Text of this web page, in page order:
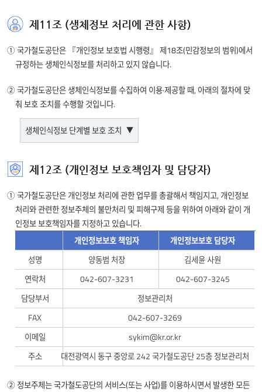
가명정보
처리
단계별
대한
정보를
제공합니다.
가명정보 처리 단계별 조치
목적 설정
등 사전준비
② 가명정보 처리 목적의 적합성 검토
③ 계약서, 개인정보 처리방침, 내부 관리계획 등 필요서류
처리 대상의
위험성 검토
④ 설정한 목적 달성을 위해 필요한 항목을
개인정보파일에서 선정(목적 달성에 필요한 최소
항목으로)
⑤ 위험성 검토 : 가명처리 대상 데이터의 식별 위험성을
분석·평가하여 가명처리 방법 및 수준 반영
처리 방법 등 처리 환경에 대한 식별 위험성 검토
⑦ 식별 위험성 검토 결과보고서 작성
가명처리
⑧ 식별 위험성 검토 결과를 기반으로 활용 목적 달성에
필요한 가명처리 방법 및 수준을 정하여 가명처리 계획
설정
⑨ '항목별 가명처리계획'을 기반으로 가명처리를 수행
⑩ 생체인식정보 수집·입력 단말에서 처리
적정성 검토
⑪ 가명처리에 대해 결과 적정성을 최종 검토
⑫ 적정성 검토 단계: 1. 필요서류, 2. 처리 목적 적합성, 3.
식별 위험성, 4. 가명처리 방법 및
수준의 적정성, 5. 가명처리의
적정성, 6. 처리 목적 달성 가능성
안전한 관리
⑬ 『개인정보 보호법』 제28조의 4에 따라 기술적·
관리적·물리적 안전조치 등 사후관리 이행
1. 재식별 금지 및 재식별 가능성 모니터링
2. 안전조치 시행
제11조 (생체정보 처리에 관한 사항)
① 국가철도공단은 『개인정보 보호법 시행령』 제18조(민감정보의 범위)에서
규정하는 생체인식정보를 처리하고 있지 않습니다.
② 국가철도공단은 생체인식정보를 수집하여 이용·제공할 때, 아래의 절차에 맞
춰 보호 조치를 수행할 것입니다.
생체인식정보 단계별 보호 조치
단계별
보호
조치에
정보를
제공합니다.
생체인식정보 단계별 보호 조치
기획·설계
단계
② 개인정보보호 중심 설계(PbD) 적용
③ 대체 수단 마련
④ 개인정보 영향평가 수행
수집 단계
⑤ 적법하게 생체인식정보 수집
⑥ 위·변조된 생체인식정보에 대한 대책 마련
⑦ 생체인식정보 수집·입력 시 전송구간 보호
이용·제공
단계
⑧ 동의받은 목적의 범위 내 이용
⑨ 생체인식정보 통제 수단 제공
⑩ 생체인식정보 수집·입력 단말에서 처리
보관·파기
단계
⑪ 생체인식정보 저장 시 암호화
⑫ 생체인식정보의 파기
⑬ 원본정보 보관 시 분리보관
⑭ 개인정보 처리방침 공개
⑮ 개인정보취급자에 대한 관리·감독
제12조 (개인정보 보호책임자 및 담당자)
① 국가철도공단은 개인정보 처리에 관한 업무를 총괄해서 책임지고, 개인정보
처리와 관련한 정보주체의 불만처리 및 피해구제 등을 위하여 아래와 같이 개
인정보 보호책임자를 지정하고 있습니다.
개인정보
보호책임자
담당자에
정보를
제공합니다.
개인정보보호 책임자
개인정보보호 담당자
성명
양동범 처장
김세윤 사원
연락처
042-607-3231
042-607-3245
담당부서
정보관리처
FAX
042-607-3269
이메일
sykim@kr.or.kr
주소
대전광역시 동구 중앙로 242 국가철도공단 25층 정보관리처
② 정보주체는 국가철도공단의 서비스(또는 사업)를 이용하시면서 발생한 모든